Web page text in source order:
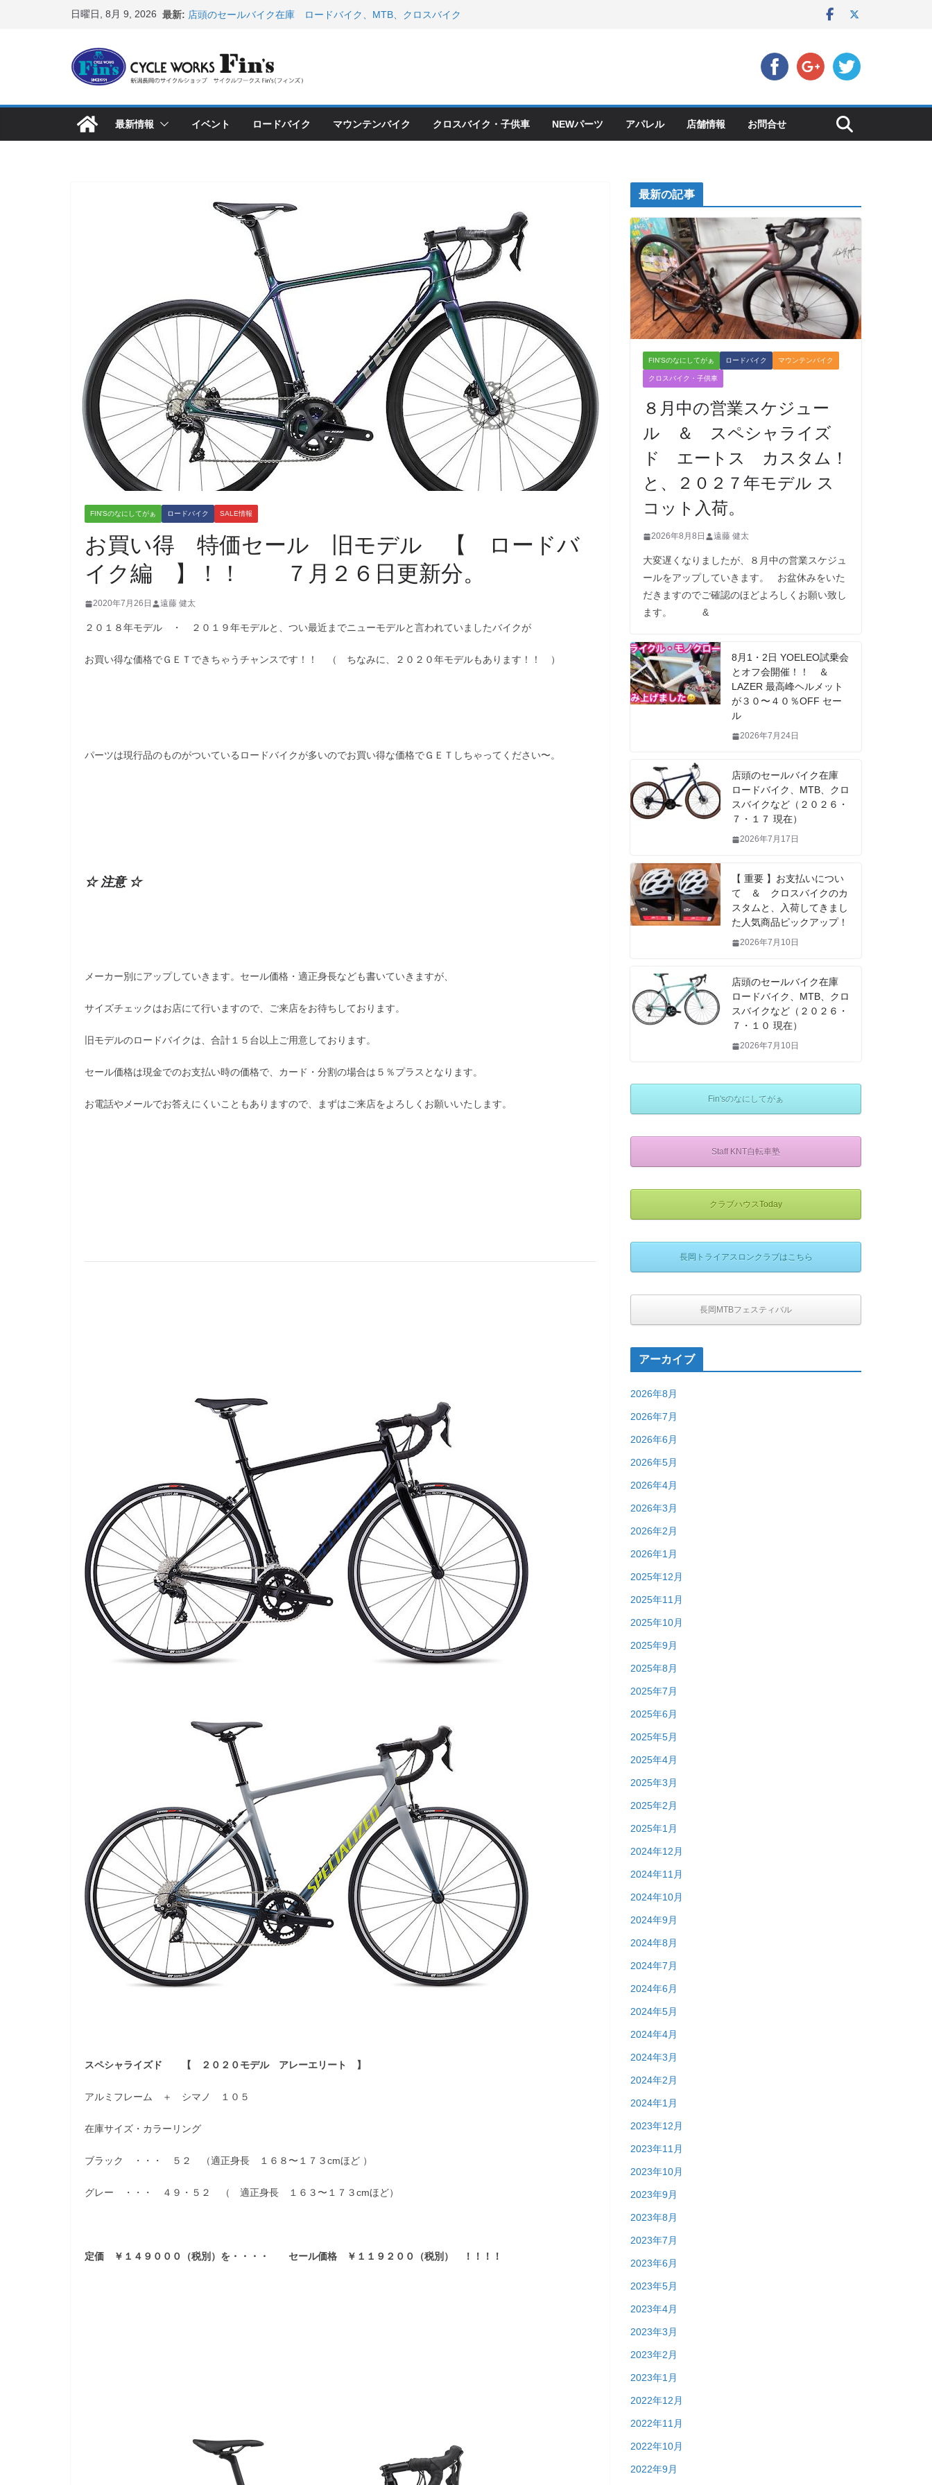
へ
キ
日曜日, 8月 9, 2026 最新: 店頭のセールバイク在庫 ロードバイク、MTB、クロスバイク
ス カスタム！と、２０２７年モデル スコット入荷。
8月1・2日 YOELEO試乗会とオフ会開催！！ ＆ LAZER 最高
峰ヘルメットが３０〜４０％OFF セール
など（２０２６・７・１７ 現在）
【 重要 】お支払いについて ＆ クロスバイクのカスタムと、
入荷してきました人気商品ピックアップ！
最新情報 イベント ロードバイク マウンテンバイク クロスバイク・子供車 NEWパーツ アパレル 店舗情報 お問合せ
FIN'Sのなにしてがぁ ロードバイク SALE情報
お買い得 特価セール 旧モデル 【 ロードバ
イク編 】！！ ７月２６日更新分。
2020年7月26日 遠藤 健太
２０１８年モデル ・ ２０１９年モデルと、つい最近までニューモデルと言われていましたバイクが
お買い得な価格でＧＥＴできちゃうチャンスです！！ （ ちなみに、２０２０年モデルもあります！！ ）
パーツは現行品のものがついているロードバイクが多いのでお買い得な価格でＧＥＴしちゃってください〜。
☆ 注意 ☆
メーカー別にアップしていきます。セール価格・適正身長なども書いていきますが、
サイズチェックはお店にて行いますので、ご来店をお待ちしております。
旧モデルのロードバイクは、合計１５台以上ご用意しております。
セール価格は現金でのお支払い時の価格で、カード・分割の場合は５％プラスとなります。
お電話やメールでお答えにくいこともありますので、まずはご来店をよろしくお願いいたします。
スペシャライズド 【 ２０２０モデル アレーエリート 】
アルミフレーム ＋ シマノ １０５
在庫サイズ・カラーリング
ブラック ・・・ ５２ （適正身長 １６８〜１７３cmほど ）
グレー ・・・ ４９・５２ （ 適正身長 １６３〜１７３cmほど）
定価 ￥１４９０００（税別）を・・・・ セール価格 ￥１１９２００（税別） ！！！！
最新の記事
FIN'Sのなにしてがぁ ロードバイク マウンテンバイク
クロスバイク・子供車
８月中の営業スケジュー
ル ＆ スペシャライズ
ド エートス カスタム！
と、２０２７年モデル ス
コット入荷。
2026年8月8日 遠藤 健太
大変遅くなりましたが、８月中の営業スケジュ
ールをアップしていきます。 お盆休みをいた
だきますのでご確認のほどよろしくお願い致し
ます。 &
8月1・2日 YOELEO試乗会
とオフ会開催！！ ＆
LAZER 最高峰ヘルメット
が３０〜４０％OFF セー
ル
2026年7月24日
店頭のセールバイク在庫
ロードバイク、MTB、クロ
スバイクなど（２０２６・
７・１７ 現在）
2026年7月17日
【 重要 】お支払いについ
て ＆ クロスバイクのカ
スタムと、入荷してきまし
た人気商品ピックアップ！
2026年7月10日
店頭のセールバイク在庫
ロードバイク、MTB、クロ
スバイクなど（２０２６・
７・１０ 現在）
2026年7月10日
Fin'sのなにしてがぁ
Staff KNT自転車塾
クラブハウスToday
長岡トライアスロンクラブはこちら
長岡MTBフェスティバル
アーカイブ
2026年8月
2026年7月
2026年6月
2026年5月
2026年4月
2026年3月
2026年2月
2026年1月
2025年12月
2025年11月
2025年10月
2025年9月
2025年8月
2025年7月
2025年6月
2025年5月
2025年4月
2025年3月
2025年2月
2025年1月
2024年12月
2024年11月
2024年10月
2024年9月
2024年8月
2024年7月
2024年6月
2024年5月
2024年4月
2024年3月
2024年2月
2024年1月
2023年12月
2023年11月
2023年10月
2023年9月
2023年8月
2023年7月
2023年6月
2023年5月
2023年4月
2023年3月
2023年2月
2023年1月
2022年12月
2022年11月
2022年10月
2022年9月